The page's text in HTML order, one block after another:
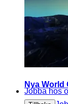
Nya World
Jobba hos